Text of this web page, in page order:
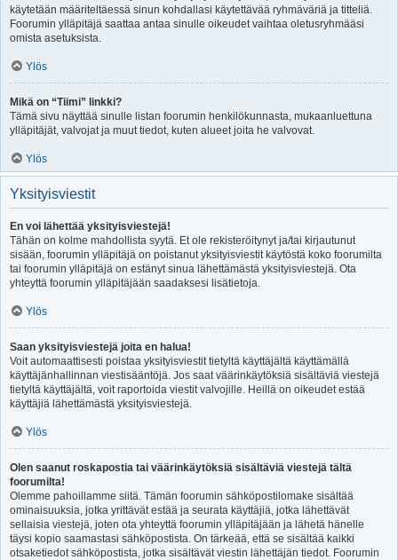
käytetään määriteltäessä sinun kohdallasi käytettävää ryhmäväriä ja titteliä.
Foorumin ylläpitäjä saattaa antaa sinulle oikeudet vaihtaa oletusryhmääsi
omista asetuksista.
Ylös
Mikä on “Tiimi” linkki?
Tämä sivu näyttää sinulle listan foorumin henkilökunnasta, mukaanluettuna
ylläpitäjät, valvojat ja muut tiedot, kuten alueet joita he valvovat.
Ylös
Yksityisviestit
En voi lähettää yksityisviestejä!
Tähän on kolme mahdollista syytä. Et ole rekisteröitynyt ja/tai kirjautunut
sisään, foorumin ylläpitäjä on poistanut yksityisviestit käytöstä koko foorumilta
tai foorumin ylläpitäjä on estänyt sinua lähettämästä yksityisviestejä. Ota
yhteyttä foorumin ylläpitäjään saadaksesi lisätietoja.
Ylös
Saan yksityisviestejä joita en halua!
Voit automaattisesti poistaa yksityisviestit tietyltä käyttäjältä käyttämällä
käyttäjänhallinnan viestisääntöjä. Jos saat väärinkäytöksiä sisältäviä viestejä
tietyltä käyttäjältä, voit raportoida viestit valvojille. Heillä on oikeudet estää
käyttäjiä lähettämästä yksityisviestejä.
Ylös
Olen saanut roskapostia tai väärinkäytöksiä sisältäviä viestejä tältä
foorumilta!
Olemme pahoillamme siitä. Tämän foorumin sähköpostilomake sisältää
ominaisuuksia, jotka yrittävät estää ja seurata käyttäjiä, jotka lähettävät
sellaisia viestejä, joten ota yhteyttä foorumin ylläpitäjään ja lähetä hänelle
täysi kopio saamastasi sähköpostista. On tärkeää, että se sisältää kaikki
otsaketiedot sähköpostista, jotka sisältävät viestin lähettäjän tiedot. Foorumin